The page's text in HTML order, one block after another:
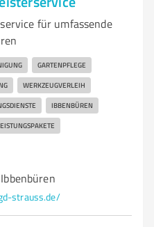
für umfassende
GARTENPFLEGE
WERKZEUGVERLEIH
IBBENBÜREN
strauss.de/